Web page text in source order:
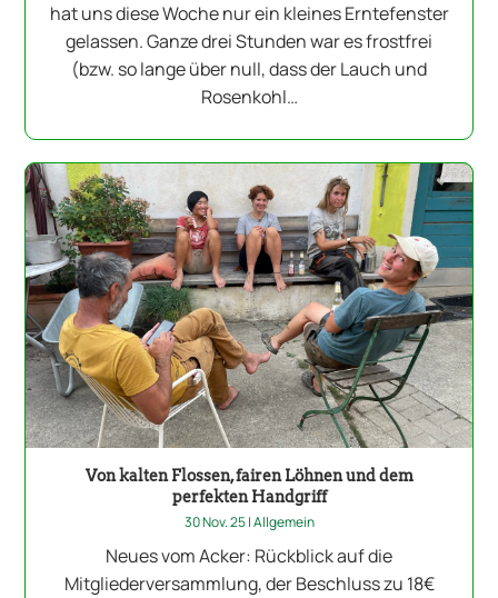
hat uns diese Woche nur ein kleines Erntefenster
gelassen. Ganze drei Stunden war es frostfrei
(bzw. so lange über null, dass der Lauch und
Rosenkohl…
Von kalten Flossen, fairen Löhnen und dem
perfekten Handgriff
30 Nov. 25|Allgemein
Neues vom Acker: Rückblick auf die
Mitgliederversammlung, der Beschluss zu 18€